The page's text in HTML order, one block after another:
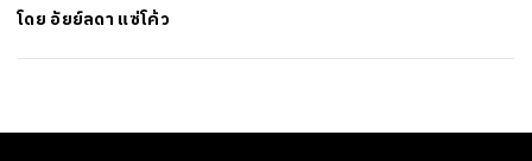
โดย อัยย์ลดา แซ่โค้ว